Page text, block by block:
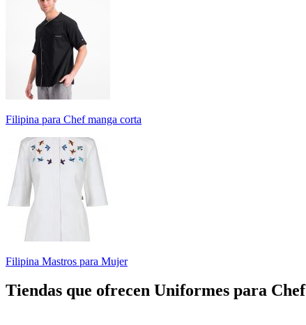
Filipina para Chef manga corta
Filipina Mastros para Mujer
Tiendas que ofrecen Uniformes para Chef